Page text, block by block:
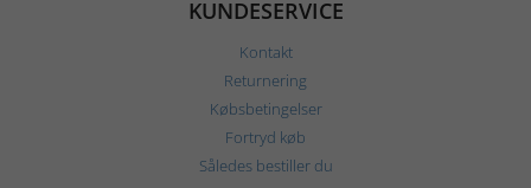
KUNDESERVICE
Kontakt
Returnering
Købsbetingelser
Fortryd køb
Således bestiller du